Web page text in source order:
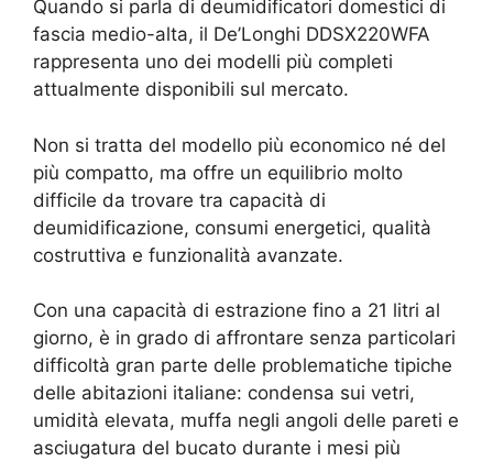
Quando si parla di deumidificatori domestici di
fascia medio-alta, il De’Longhi DDSX220WFA
rappresenta uno dei modelli più completi
attualmente disponibili sul mercato.
Non si tratta del modello più economico né del
più compatto, ma offre un equilibrio molto
difficile da trovare tra capacità di
deumidificazione, consumi energetici, qualità
costruttiva e funzionalità avanzate.
Con una capacità di estrazione fino a 21 litri al
giorno, è in grado di affrontare senza particolari
difficoltà gran parte delle problematiche tipiche
delle abitazioni italiane: condensa sui vetri,
umidità elevata, muffa negli angoli delle pareti e
asciugatura del bucato durante i mesi più